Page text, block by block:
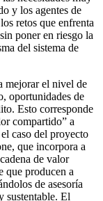
y los agentes de
retos que enfrenta
poner en riesgo la
del sistema de
mejorar el nivel de
oportunidades de
Esto corresponde
compartido” a
caso del proyecto
que incorpora a
de valor
que producen a
de asesoría
sustentable. El